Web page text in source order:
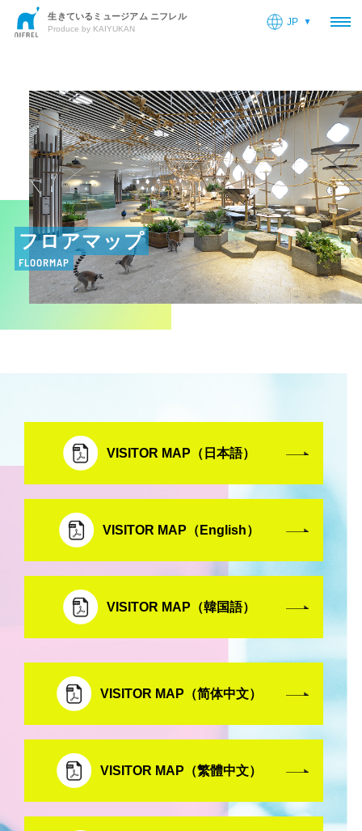
生きているミュージアム ニフレル
Produce by KAIYUKAN
JP
フロアマップ
FLOORMAP
VISITOR MAP（日本語）
VISITOR MAP（English）
VISITOR MAP（韓国語）
VISITOR MAP（简体中文）
VISITOR MAP（繁體中文）